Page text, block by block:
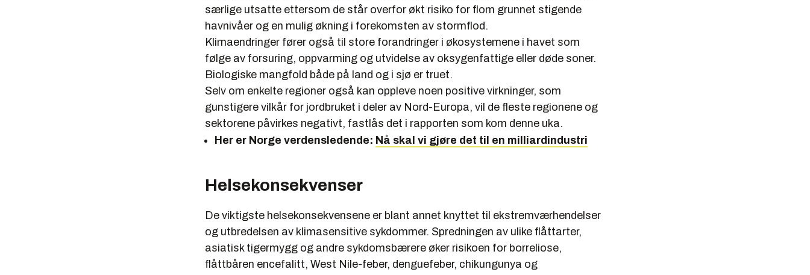
særlige utsatte ettersom de står overfor økt risiko for flom grunnet stigende
havnivåer og en mulig økning i forekomsten av stormflod.
Klimaendringer fører også til store forandringer i økosystemene i havet som
følge av forsuring, oppvarming og utvidelse av oksygenfattige eller døde soner.
Biologiske mangfold både på land og i sjø er truet.
Selv om enkelte regioner også kan oppleve noen positive virkninger, som
gunstigere vilkår for jordbruket i deler av Nord-Europa, vil de fleste regionene og
sektorene påvirkes negativt, fastlås det i rapporten som kom denne uka.
Her er Norge verdensledende: Nå skal vi gjøre det til en milliardindustri
Helsekonsekvenser
De viktigste helsekonsekvensene er blant annet knyttet til ekstremværhendelser
og utbredelsen av klimasensitive sykdommer. Spredningen av ulike flåttarter,
asiatisk tigermygg og andre sykdomsbærere øker risikoen for borreliose,
flåttbåren encefalitt, West Nile-feber, denguefeber, chikungunya og